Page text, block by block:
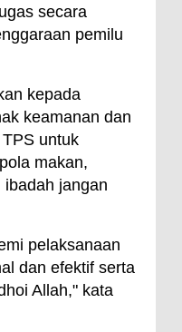
secara
pemilu
kepada
keamanan dan
untuk
makan,
jangan
pelaksanaan
dan efektif serta
Allah," kata